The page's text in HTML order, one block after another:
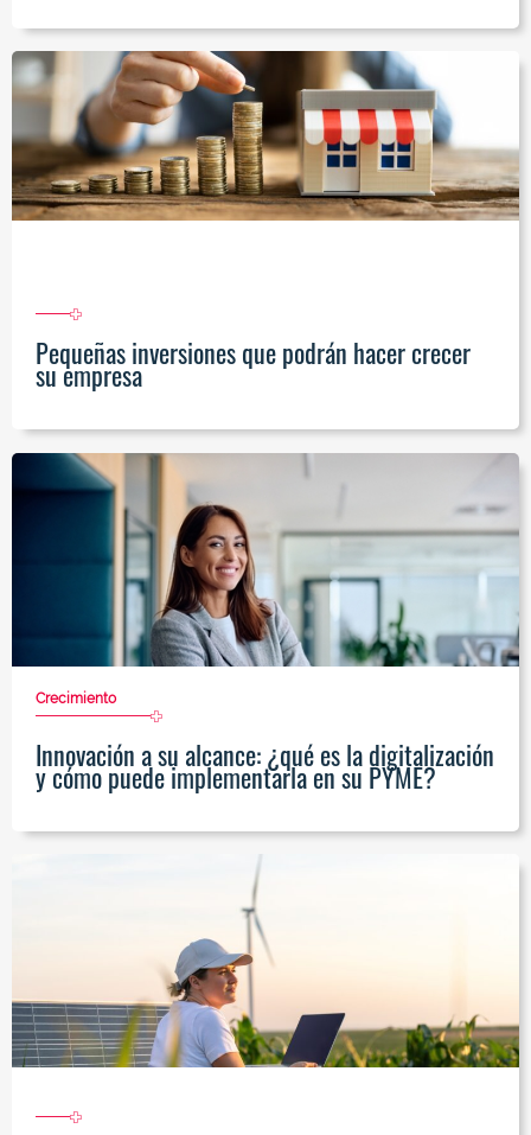
Pequeñas inversiones que podrán hacer crecer
su empresa
Crecimiento
Innovación a su alcance: ¿qué es la digitalización
y cómo puede implementarla en su PYME?